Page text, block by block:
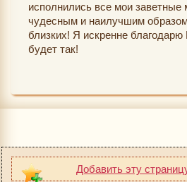
исполнились все мои
чудесным и наилучшим
близких! Я искренне
будет так!
Добавить эту